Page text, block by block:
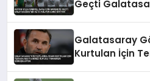
Geçti
Galatasaray
Kurtulan İçin